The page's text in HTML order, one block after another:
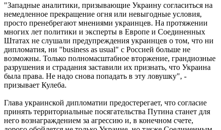
"Западные аналитики, призывающие Украину согласиться на
немедленное прекращение огня или невыгодные условия,
просто пренебрегают мнениями украинцев. На протяжении
многих лет политики и эксперты в Европе и Соединенных
Штатах не слушали предупреждения украинцев о том, что ни
дипломатия, ни "business as usual" с Россией больше не
возможны. Только полномасштабное вторжение, грандиозные
разрушения и страдания заставили их признать, что Украина
была права. Не надо снова попадать в эту ловушку", -
призывает Кулеба.
Глава украинской дипломатии предостерегает, что согласие
принять территориальные посягательства Путина станет для
него вознаграждением за агрессию и, в конечном счете,